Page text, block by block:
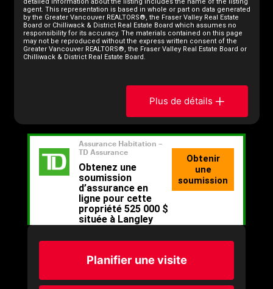
agent. This representation is based in whole or part on data generated
by the Greater Vancouver REALTORS®, the Fraser Valley Real Estate
Board or Chilliwack & District Real Estate Board which assumes no
responsibility for its accuracy. The materials contained on this page
may not be reproduced without the express written consent of the
Greater Vancouver REALTORS®, the Fraser Valley Real Estate Board or
Chilliwack & District Real Estate Board.
Plus de détails
Planifier une visite